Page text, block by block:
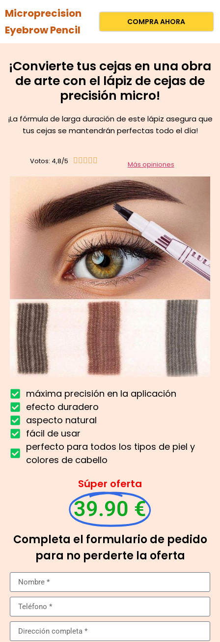
Microprecision
Eyebrow Pencil
COMPRA AHORA
¡Convierte tus cejas en una obra
de arte con el lápiz de cejas de
precisión micro!
¡La fórmula de larga duración de este lápiz asegura que
tus cejas se mantendrán perfectas todo el día!
Votos: 4,8/5      Más opiniones
máxima precisión en la aplicación
efecto duradero
aspecto natural
fácil de usar
perfecto para todos los tipos de piel y
colores de cabello
Súper oferta
39.90 €
Completa el formulario de pedido
para no perderte la oferta